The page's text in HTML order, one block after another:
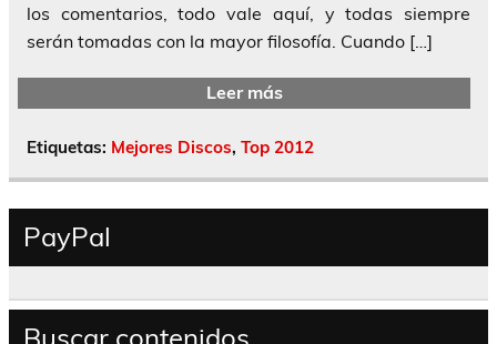
los comentarios, todo vale aquí, y todas siempre
serán tomadas con la mayor filosofía. Cuando […]
Leer más
Etiquetas: Mejores Discos, Top 2012
PayPal